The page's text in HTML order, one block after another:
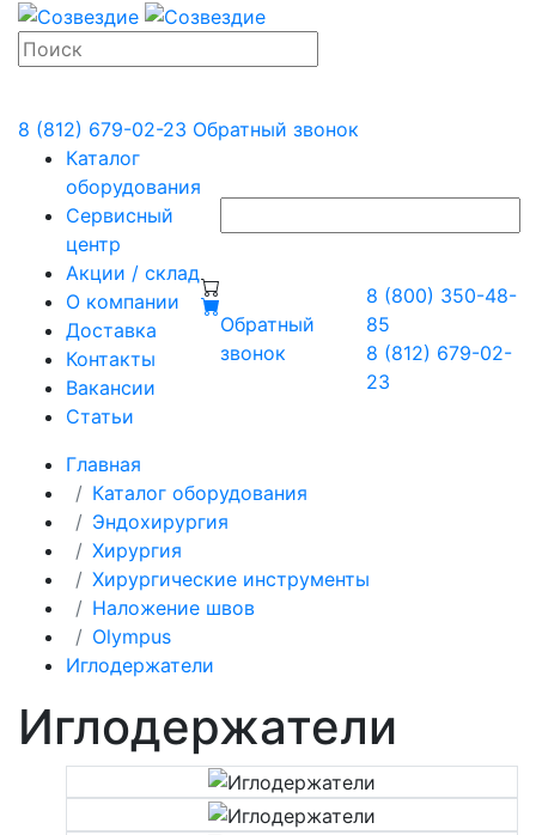
8 (812) 679-02-23 Обратный звонок
Каталог
оборудования
Сервисный
центр
Акции / склад
О компании
Доставка
Контакты
Вакансии
Статьи
Обратный
звонок
8 (800) 350-48-
85
8 (812) 679-02-
23
Главная
Каталог оборудования
Эндохирургия
Хирургия
Хирургические инструменты
Наложение швов
Olympus
Иглодержатели
Иглодержатели